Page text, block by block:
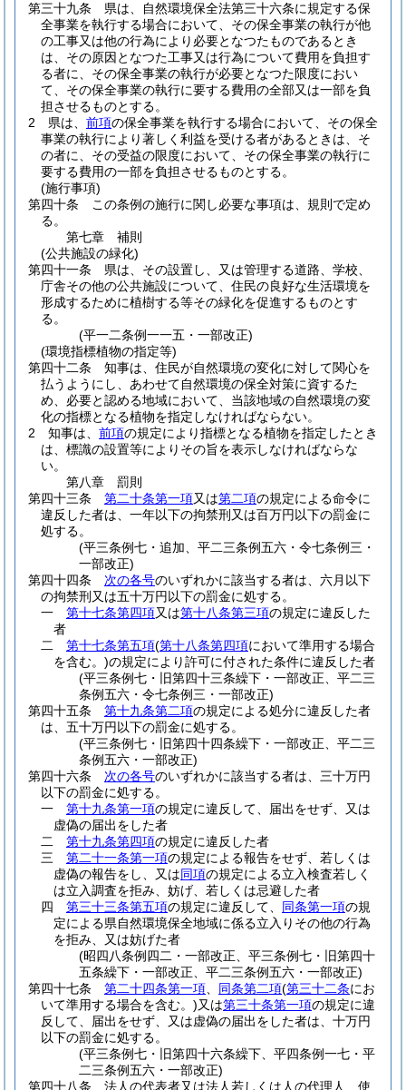
第三十九条
県は、自然環境保全法第三十六条に規定する保
全事業を執行する場合において、その保全事業の執行が他
の工事又は他の行為により必要となつたものであるとき
は、その原因となつた工事又は行為について費用を負担す
る者に、その保全事業の執行が必要となつた限度におい
て、その保全事業の執行に要する費用の全部又は一部を負
担させるものとする。
2
県は、 前項の保全事業を執行する場合において、その保全
事業の執行により著しく利益を受ける者があるときは、そ
の者に、その受益の限度において、その保全事業の執行に
要する費用の一部を負担させるものとする。
(施行事項)
第四十条
この条例の施行に関し必要な事項は、規則で定め
る。
第七章
補則
(公共施設の緑化)
第四十一条
県は、その設置し、又は管理する道路、学校、
庁舎その他の公共施設について、住民の良好な生活環境を
形成するために植樹する等その緑化を促進するものとす
る。
(平一二条例一一五・一部改正)
(環境指標植物の指定等)
第四十二条
知事は、住民が自然環境の変化に対して関心を
払うようにし、あわせて自然環境の保全対策に資するた
め、必要と認める地域において、当該地域の自然環境の変
化の指標となる植物を指定しなければならない。
2
知事は、 前項の規定により指標となる植物を指定したとき
は、標識の設置等によりその旨を表示しなければならな
い。
第八章
罰則
第四十三条
第二十条第一項又は第二項の規定による命令に
違反した者は、一年以下の拘禁刑又は百万円以下の罰金に
処する。
(平三条例七・追加、平二三条例五六・令七条例三・
一部改正)
第四十四条
次の各号のいずれかに該当する者は、六月以下
の拘禁刑又は五十万円以下の罰金に処する。
一
第十七条第四項又は第十八条第三項の規定に違反した
者
二
第十七条第五項(第十八条第四項において準用する場合
を含む。)の規定により許可に付された条件に違反した者
(平三条例七・旧第四十三条繰下・一部改正、平二三
条例五六・令七条例三・一部改正)
第四十五条
第十九条第二項の規定による処分に違反した者
は、五十万円以下の罰金に処する。
(平三条例七・旧第四十四条繰下・一部改正、平二三
条例五六・一部改正)
第四十六条
次の各号のいずれかに該当する者は、三十万円
以下の罰金に処する。
一
第十九条第一項の規定に違反して、届出をせず、又は
虚偽の届出をした者
二
第十九条第四項の規定に違反した者
三
第二十一条第一項の規定による報告をせず、若しくは
虚偽の報告をし、又は同項の規定による立入検査若しく
は立入調査を拒み、妨げ、若しくは忌避した者
四
第三十三条第五項の規定に違反して、 同条第一項の規
定による県自然環境保全地域に係る立入りその他の行為
を拒み、又は妨げた者
(昭四八条例四二・一部改正、平三条例七・旧第四十
五条繰下・一部改正、平二三条例五六・一部改正)
第四十七条
第二十四条第一項 同条第二項(第三十二条にお
いて準用する場合を含む。)又は第三十条第一項の規定に違
反して、届出をせず、又は虚偽の届出をした者は、十万円
以下の罰金に処する。
(平三条例七・旧第四十六条繰下、平四条例一七・平
二三条例五六・一部改正)
第四十八条
法人の代表者又は法人若しくは人の代理人、使